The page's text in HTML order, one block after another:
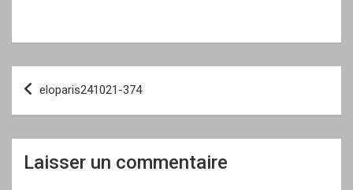
Navigation
eloparis241021-374
Laisser un commentaire